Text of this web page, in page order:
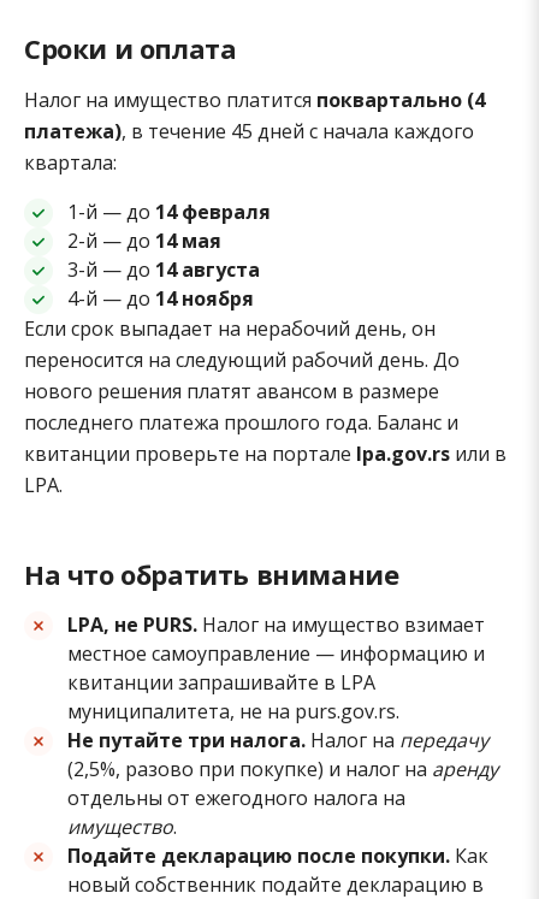
Сроки и оплата
Налог на имущество платится поквартально (4
платежа), в течение 45 дней с начала каждого
квартала:
1-й — до 14 февраля
2-й — до 14 мая
3-й — до 14 августа
4-й — до 14 ноября
Если срок выпадает на нерабочий день, он
переносится на следующий рабочий день. До
нового решения платят авансом в размере
последнего платежа прошлого года. Баланс и
квитанции проверьте на портале lpa.gov.rs или в
LPA.
На что обратить внимание
LPA, не PURS. Налог на имущество взимает
местное самоуправление — информацию и
квитанции запрашивайте в LPA
муниципалитета, не на purs.gov.rs.
Не путайте три налога. Налог на передачу
(2,5%, разово при покупке) и налог на аренду
отдельны от ежегодного налога на
имущество.
Подайте декларацию после покупки. Как
новый собственник подайте декларацию в